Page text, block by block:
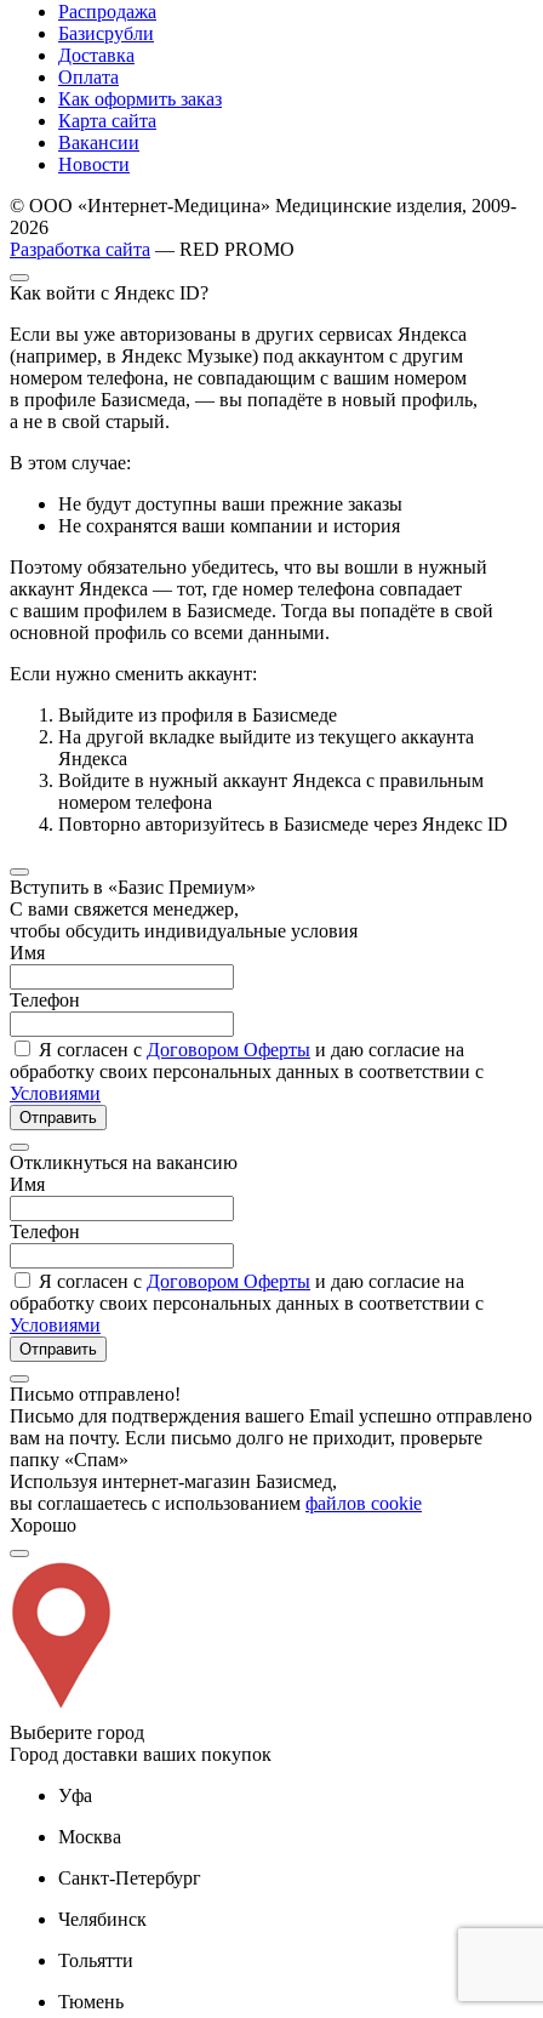
Распродажа
Базисрубли
Доставка
Оплата
Как оформить заказ
Карта сайта
Вакансии
Новости
© ООО «Интернет-Медицина» Медицинские изделия, 2009-
2026
Разработка сайта — RED PROMO
Как войти с Яндекс ID?
Если вы уже авторизованы в других сервисах Яндекса
(например, в Яндекс Музыке) под аккаунтом с другим
номером телефона, не совпадающим с вашим номером
в профиле Базисмеда, — вы попадёте в новый профиль,
а не в свой старый.
В этом случае:
Не будут доступны ваши прежние заказы
Не сохранятся ваши компании и история
Поэтому обязательно убедитесь, что вы вошли в нужный
аккаунт Яндекса — тот, где номер телефона совпадает
с вашим профилем в Базисмеде. Тогда вы попадёте в свой
основной профиль со всеми данными.
Если нужно сменить аккаунт:
Выйдите из профиля в Базисмеде
На другой вкладке выйдите из текущего аккаунта
Яндекса
Войдите в нужный аккаунт Яндекса с правильным
номером телефона
Повторно авторизуйтесь в Базисмеде через Яндекс ID
Вступить в «Базис Премиум»
С вами свяжется менеджер,
чтобы обсудить индивидуальные условия
Имя
Телефон
Я согласен с Договором Оферты и даю согласие на
обработку своих персональных данных в соответствии с
Условиями
Отправить
Откликнуться на вакансию
Имя
Телефон
Я согласен с Договором Оферты и даю согласие на
обработку своих персональных данных в соответствии с
Условиями
Отправить
Письмо отправлено!
Письмо для подтверждения вашего Email успешно отправлено
вам на почту. Если письмо долго не приходит, проверьте
папку «Спам»
Используя интернет-магазин Базисмед,
вы соглашаетесь с использованием файлов cookie
Хорошо
Выберите город
Город доставки ваших покупок
Уфа
Москва
Санкт-Петербург
Челябинск
Тольятти
Тюмень